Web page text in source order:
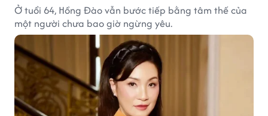
Ở tuổi 64, Hồng Đào vẫn bước tiếp bằng tâm thế của
một người chưa bao giờ ngừng yêu.